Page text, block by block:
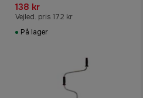
138 kr
Vejled. pris 172 kr
På lager